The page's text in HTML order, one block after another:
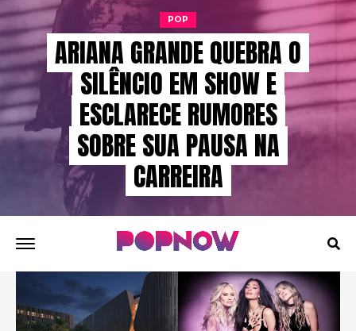
POP
ARIANA GRANDE QUEBRA O
SILÊNCIO EM SHOW E
ESCLARECE RUMORES
SOBRE SUA PAUSA NA
CARREIRA